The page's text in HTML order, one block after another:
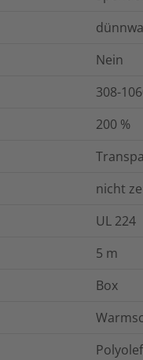
Nein
308-
200 %
nicht
UL 224
5 m
Box